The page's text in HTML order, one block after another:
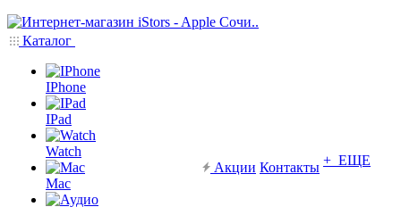
Каталог
IPhone
IPad
Watch
Mac
Акции Контакты + ЕЩЕ